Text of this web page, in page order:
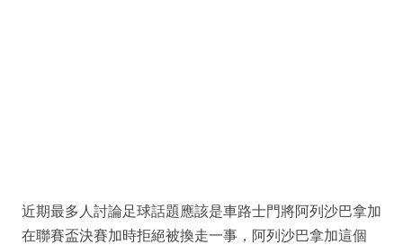
近期最多人討論足球話題應該是車路士門將阿列沙巴拿加
在聯賽盃決賽加時拒絕被換走一事，阿列沙巴拿加這個